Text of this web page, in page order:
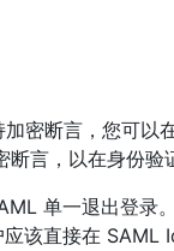
加密断言，您可
言，以在身份验
单一退出登录
该直接在 SAML